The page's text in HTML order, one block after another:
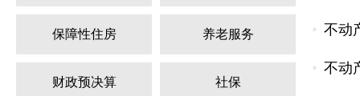
保障性住房 养老服务
财政预决算 社保
不动
不动